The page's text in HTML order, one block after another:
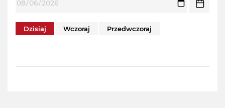
Dzisiaj Wczoraj Przedwczoraj